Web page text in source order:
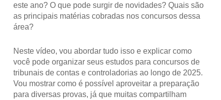
este ano? O que pode surgir de novidades? Quais são
as principais matérias cobradas nos concursos dessa
área?
Neste vídeo, vou abordar tudo isso e explicar como
você pode organizar seus estudos para concursos de
tribunais de contas e controladorias ao longo de 2025.
Vou mostrar como é possível aproveitar a preparação
para diversas provas, já que muitas compartilham